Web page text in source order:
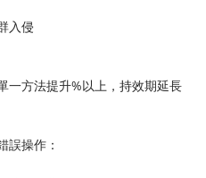
入侵
一方法提升%以上，持效期延長
誤操作：